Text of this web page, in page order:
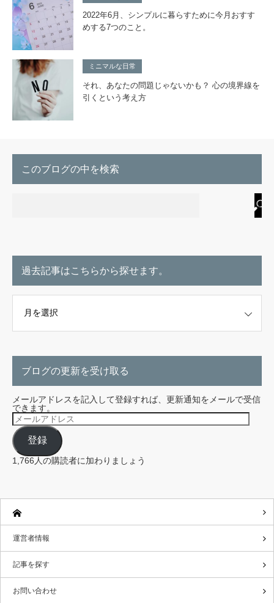
2022年6月、シンプルに暮らすために今月おすす
めする7つのこと。
ミニマルな日常
それ、あなたの問題じゃないかも？ 心の境界線を
引くという考え方
このブログの中を検索
過去記事はこちらから探せます。
ブログの更新を受け取る
メールアドレスを記入して登録すれば、更新通知をメールで受信
できます。
メ
ー
ル
ア
ド
レ
ス
登録
1,766人の購読者に加わりましょう
運営者情報
記事を探す
お問い合わせ